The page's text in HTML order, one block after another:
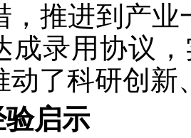
，推进到产业
成录用协议
动了科研创
启示